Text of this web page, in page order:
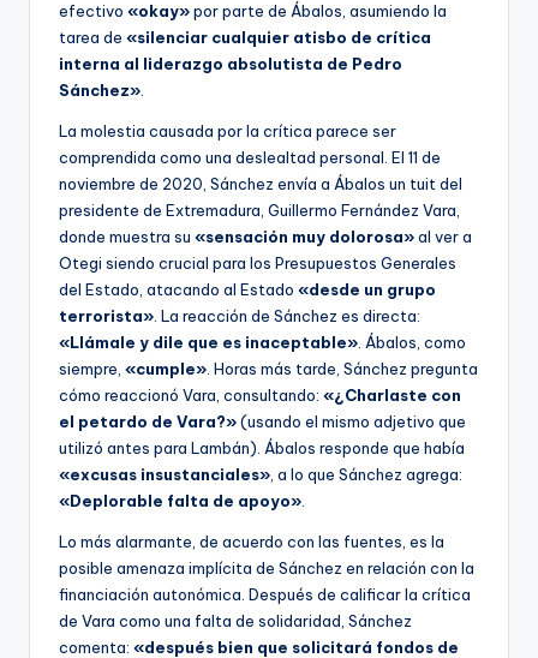
efectivo «okay»por parte de Ábalos, asumiendo la
tarea de «silenciar cualquier atisbo de crítica
interna al liderazgo absolutista de Pedro
Sánchez»
La molestia causada por la crítica parece ser
comprendida como una deslealtad personal. El 11 de
noviembre de 2020, Sánchez envía a Ábalos un tuit del
presidente de Extremadura, Guillermo Fernández Vara,
donde muestra su «sensación muy dolorosa»al ver a
Otegi siendo crucial para los Presupuestos Generales
del Estado, atacando al Estado «desde un grupo
terrorista» . La reacción de Sánchez es directa:
«Llámale y dile que es inaceptable» . Ábalos, como
siempre, «cumple» . Horas más tarde, Sánchez pregunta
cómo reaccionó Vara, consultando: «¿Charlaste con
el petardo de Vara?»(usando el mismo adjetivo que
utilizó antes para Lambán). Ábalos responde que había
«excusas insustanciales» , a lo que Sánchez agrega:
«Deplorable falta de apoyo»
Lo más alarmante, de acuerdo con las fuentes, es la
posible amenaza implícita de Sánchez en relación con la
financiación autonómica. Después de calificar la crítica
de Vara como una falta de solidaridad, Sánchez
comenta: «después bien que solicitará fondos de